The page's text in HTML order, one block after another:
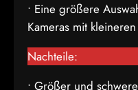
• Eine größere
Kameras mit
Nachteile:
• Größer und